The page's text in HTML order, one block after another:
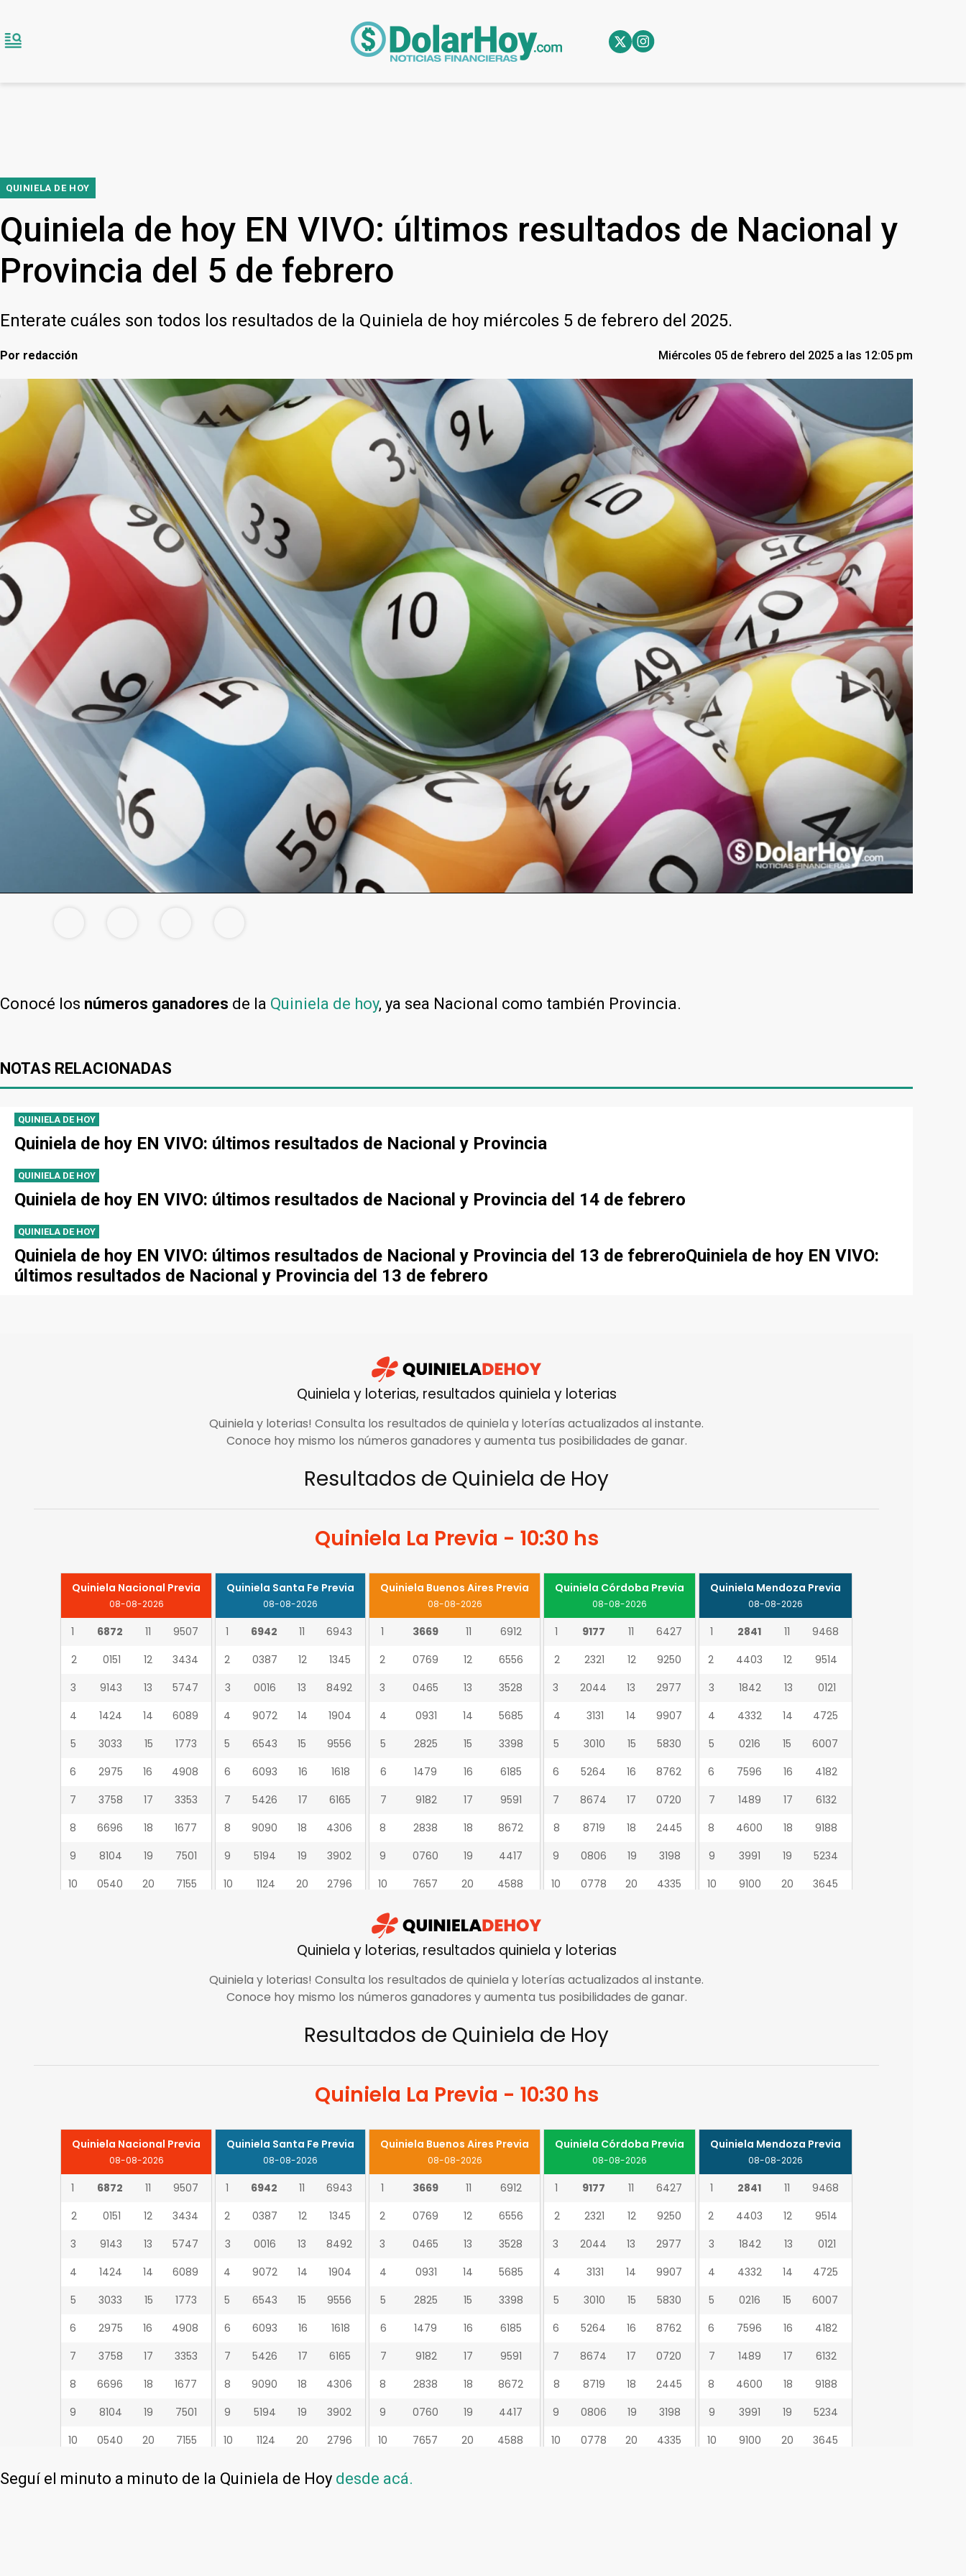
QUINIELA DE HOY
Quiniela de hoy EN VIVO: últimos resultados de Nacional y
Provincia del 5 de febrero
Enterate cuáles son todos los resultados de la Quiniela de hoy miércoles 5 de febrero del 2025.
Por redacción Miércoles 05 de febrero del 2025 a las 12:05 pm
Conocé los números ganadores de la Quiniela de hoy, ya sea Nacional como también Provincia.
NOTAS RELACIONADAS
QUINIELA DE HOY
Quiniela de hoy EN VIVO: últimos resultados de Nacional y Provincia
QUINIELA DE HOY
Quiniela de hoy EN VIVO: últimos resultados de Nacional y Provincia del 14 de febrero
QUINIELA DE HOY
Quiniela de hoy EN VIVO: últimos resultados de Nacional y Provincia del 13 de febreroQuiniela de hoy EN VIVO:
últimos resultados de Nacional y Provincia del 13 de febrero
Seguí el minuto a minuto de la Quiniela de Hoy desde acá.